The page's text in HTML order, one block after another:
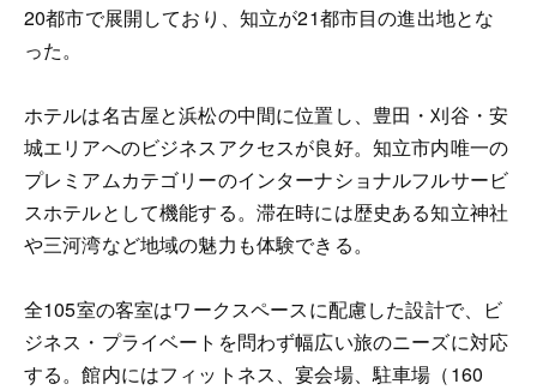
20都市で展開しており、知立が21都市目の進出地とな
った。
ホテルは名古屋と浜松の中間に位置し、豊田・刈谷・安
城エリアへのビジネスアクセスが良好。知立市内唯一の
プレミアムカテゴリーのインターナショナルフルサービ
スホテルとして機能する。滞在時には歴史ある知立神社
や三河湾など地域の魅力も体験できる。
全105室の客室はワークスペースに配慮した設計で、ビ
ジネス・プライベートを問わず幅広い旅のニーズに対応
する。館内にはフィットネス、宴会場、駐車場（160